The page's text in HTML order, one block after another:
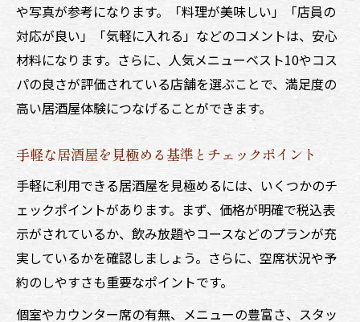
や写真が参考になります。「料理が美味しい」「店員の
対応が良い」「気軽に入れる」などのコメントは、安心
材料になります。さらに、人気メニューベスト10やコス
パの良さが評価されている店舗を選ぶことで、満足度の
高い居酒屋体験につなげることができます。
手軽な居酒屋を見極める基準とチェックポイント
手軽に利用できる居酒屋を見極めるには、いくつかのチ
ェックポイントがあります。まず、価格が明確で税込表
示がされているか、飲み放題やコースなどのプランが充
実しているかを確認しましょう。さらに、空席状況や予
約のしやすさも重要なポイントです。
個室やカウンター席の有無、メニューの豊富さ、スタッ